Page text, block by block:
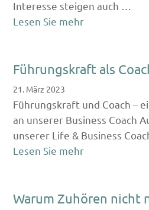
Interesse steigen auch …
Lesen Sie mehr
Führungskraft als
21. März 2023
Führungskraft und Coach –
an unserer Business Coach
unserer Life & Business
Lesen Sie mehr
Warum Zuhören nicht